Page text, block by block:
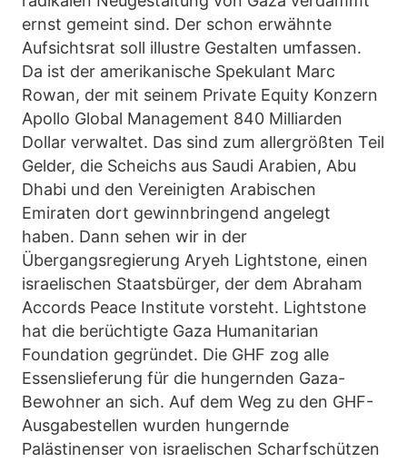
ernst gemeint sind. Der schon erwähnte
Aufsichtsrat soll illustre Gestalten umfassen.
Da ist der amerikanische Spekulant Marc
Rowan, der mit seinem Private Equity Konzern
Apollo Global Management 840 Milliarden
Dollar verwaltet. Das sind zum allergrößten Teil
Gelder, die Scheichs aus Saudi Arabien, Abu
Dhabi und den Vereinigten Arabischen
Emiraten dort gewinnbringend angelegt
haben. Dann sehen wir in der
Übergangsregierung Aryeh Lightstone, einen
israelischen Staatsbürger, der dem Abraham
Accords Peace Institute vorsteht. Lightstone
hat die berüchtigte Gaza Humanitarian
Foundation gegründet. Die GHF zog alle
Essenslieferung für die hungernden Gaza-
Bewohner an sich. Auf dem Weg zu den GHF-
Ausgabestellen wurden hungernde
Palästinenser von israelischen Scharfschützen